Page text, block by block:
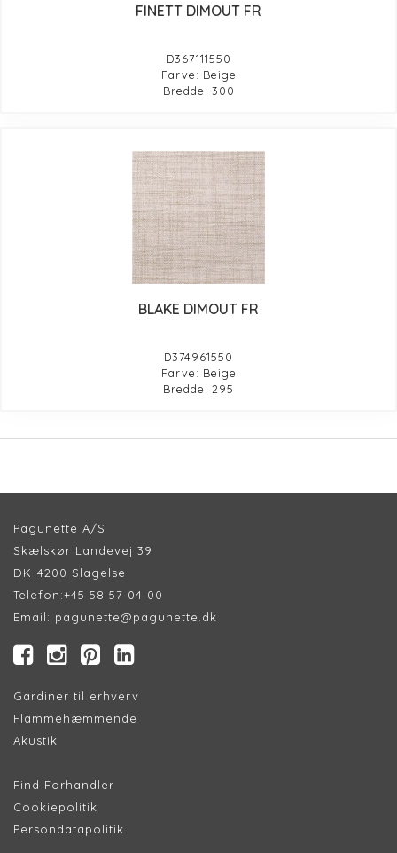
FINETT DIMOUT FR
D367111550
Farve: Beige
Bredde: 300
BLAKE DIMOUT FR
D374961550
Farve: Beige
Bredde: 295
Pagunette A/S
Skælskør Landevej 39
DK-4200 Slagelse
Telefon:+45 58 57 04 00
Email: pagunette@pagunette.dk
Gardiner til erhverv
Flammehæmmende
Akustik
Find Forhandler
Cookiepolitik
Persondatapolitik